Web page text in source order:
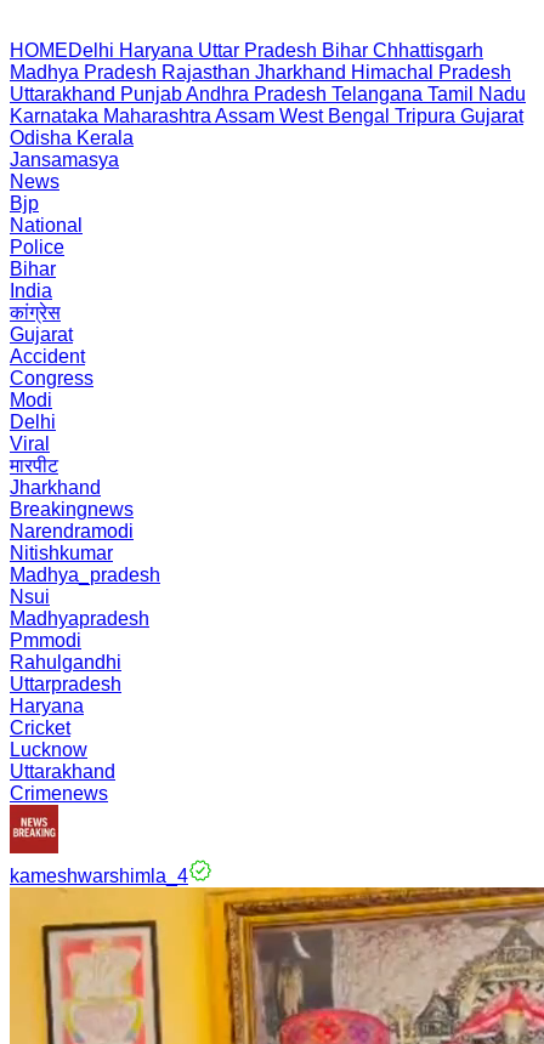
HOMEDelhi Haryana Uttar Pradesh Bihar Chhattisgarh
Madhya Pradesh Rajasthan Jharkhand Himachal Pradesh
Uttarakhand PunjabAndhra Pradesh Telangana Tamil Nadu
Karnataka Maharashtra Assam West Bengal Tripura Gujarat
Odisha Kerala
Jansamasya
News
Bjp
National
Police
Bihar
India
कांग्रेस
Gujarat
Accident
Congress
Modi
Delhi
Viral
मारपीट
Jharkhand
Breakingnews
Narendramodi
Nitishkumar
Madhya_pradesh
Nsui
Madhyapradesh
Pmmodi
Rahulgandhi
Uttarpradesh
Haryana
Cricket
Lucknow
Uttarakhand
Crimenews
kameshwarshimla_4